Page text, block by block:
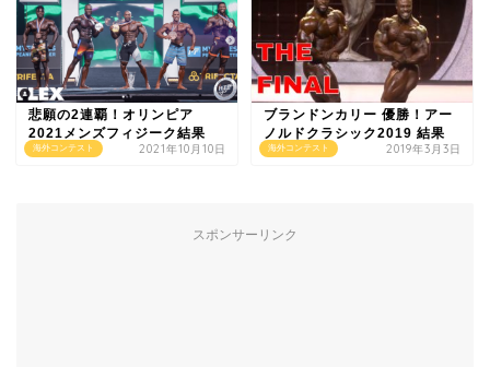
海外コンテスト
悲願の2連覇！オリンピア
2021メンズフィジーク結果
2021年10月10日 海外コンテスト
ブランドンカリー 優勝！アー
ノルドクラシック2019 結果
2019年3月3日
スポンサーリンク